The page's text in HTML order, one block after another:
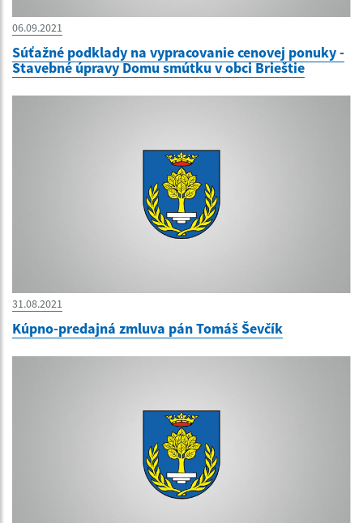
06.09.2021
Súťažné podklady na vypracovanie cenovej ponuky -
Stavebné úpravy Domu smútku v obci Brieštie
31.08.2021
Kúpno-predajná zmluva pán Tomáš Ševčík